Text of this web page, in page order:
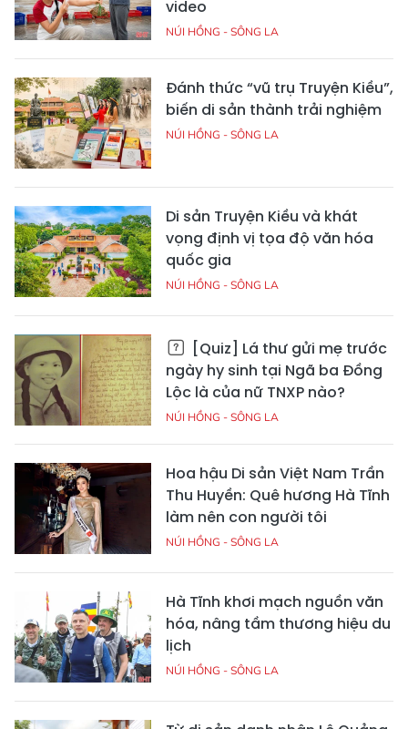
video
NÚI HỒNG - SÔNG LA
Đánh thức “vũ trụ Truyện Kiều”,
biến di sản thành trải nghiệm
NÚI HỒNG - SÔNG LA
Di sản Truyện Kiều và khát
vọng định vị tọa độ văn hóa
quốc gia
NÚI HỒNG - SÔNG LA
[Quiz] Lá thư gửi mẹ trước
ngày hy sinh tại Ngã ba Đồng
Lộc là của nữ TNXP nào?
NÚI HỒNG - SÔNG LA
Hoa hậu Di sản Việt Nam Trần
Thu Huyền: Quê hương Hà Tĩnh
làm nên con người tôi
NÚI HỒNG - SÔNG LA
Hà Tĩnh khơi mạch nguồn văn
hóa, nâng tầm thương hiệu du
lịch
NÚI HỒNG - SÔNG LA